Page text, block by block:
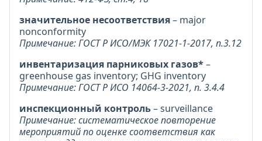
значительное несоответствия– major
nonconformity
Примечание: ГОСТ Р ИСО/МЭК 17021-1-2017, п.3.12
инвентаризация парниковых газов*–
greenhouse gas inventory; GHG inventory
Примечание: ГОСТ Р ИСО 14064-3-2021, п. 3.4.4
инспекционный контроль– surveillance
Примечание: систематическое повторение
мероприятий по оценке соответствия как